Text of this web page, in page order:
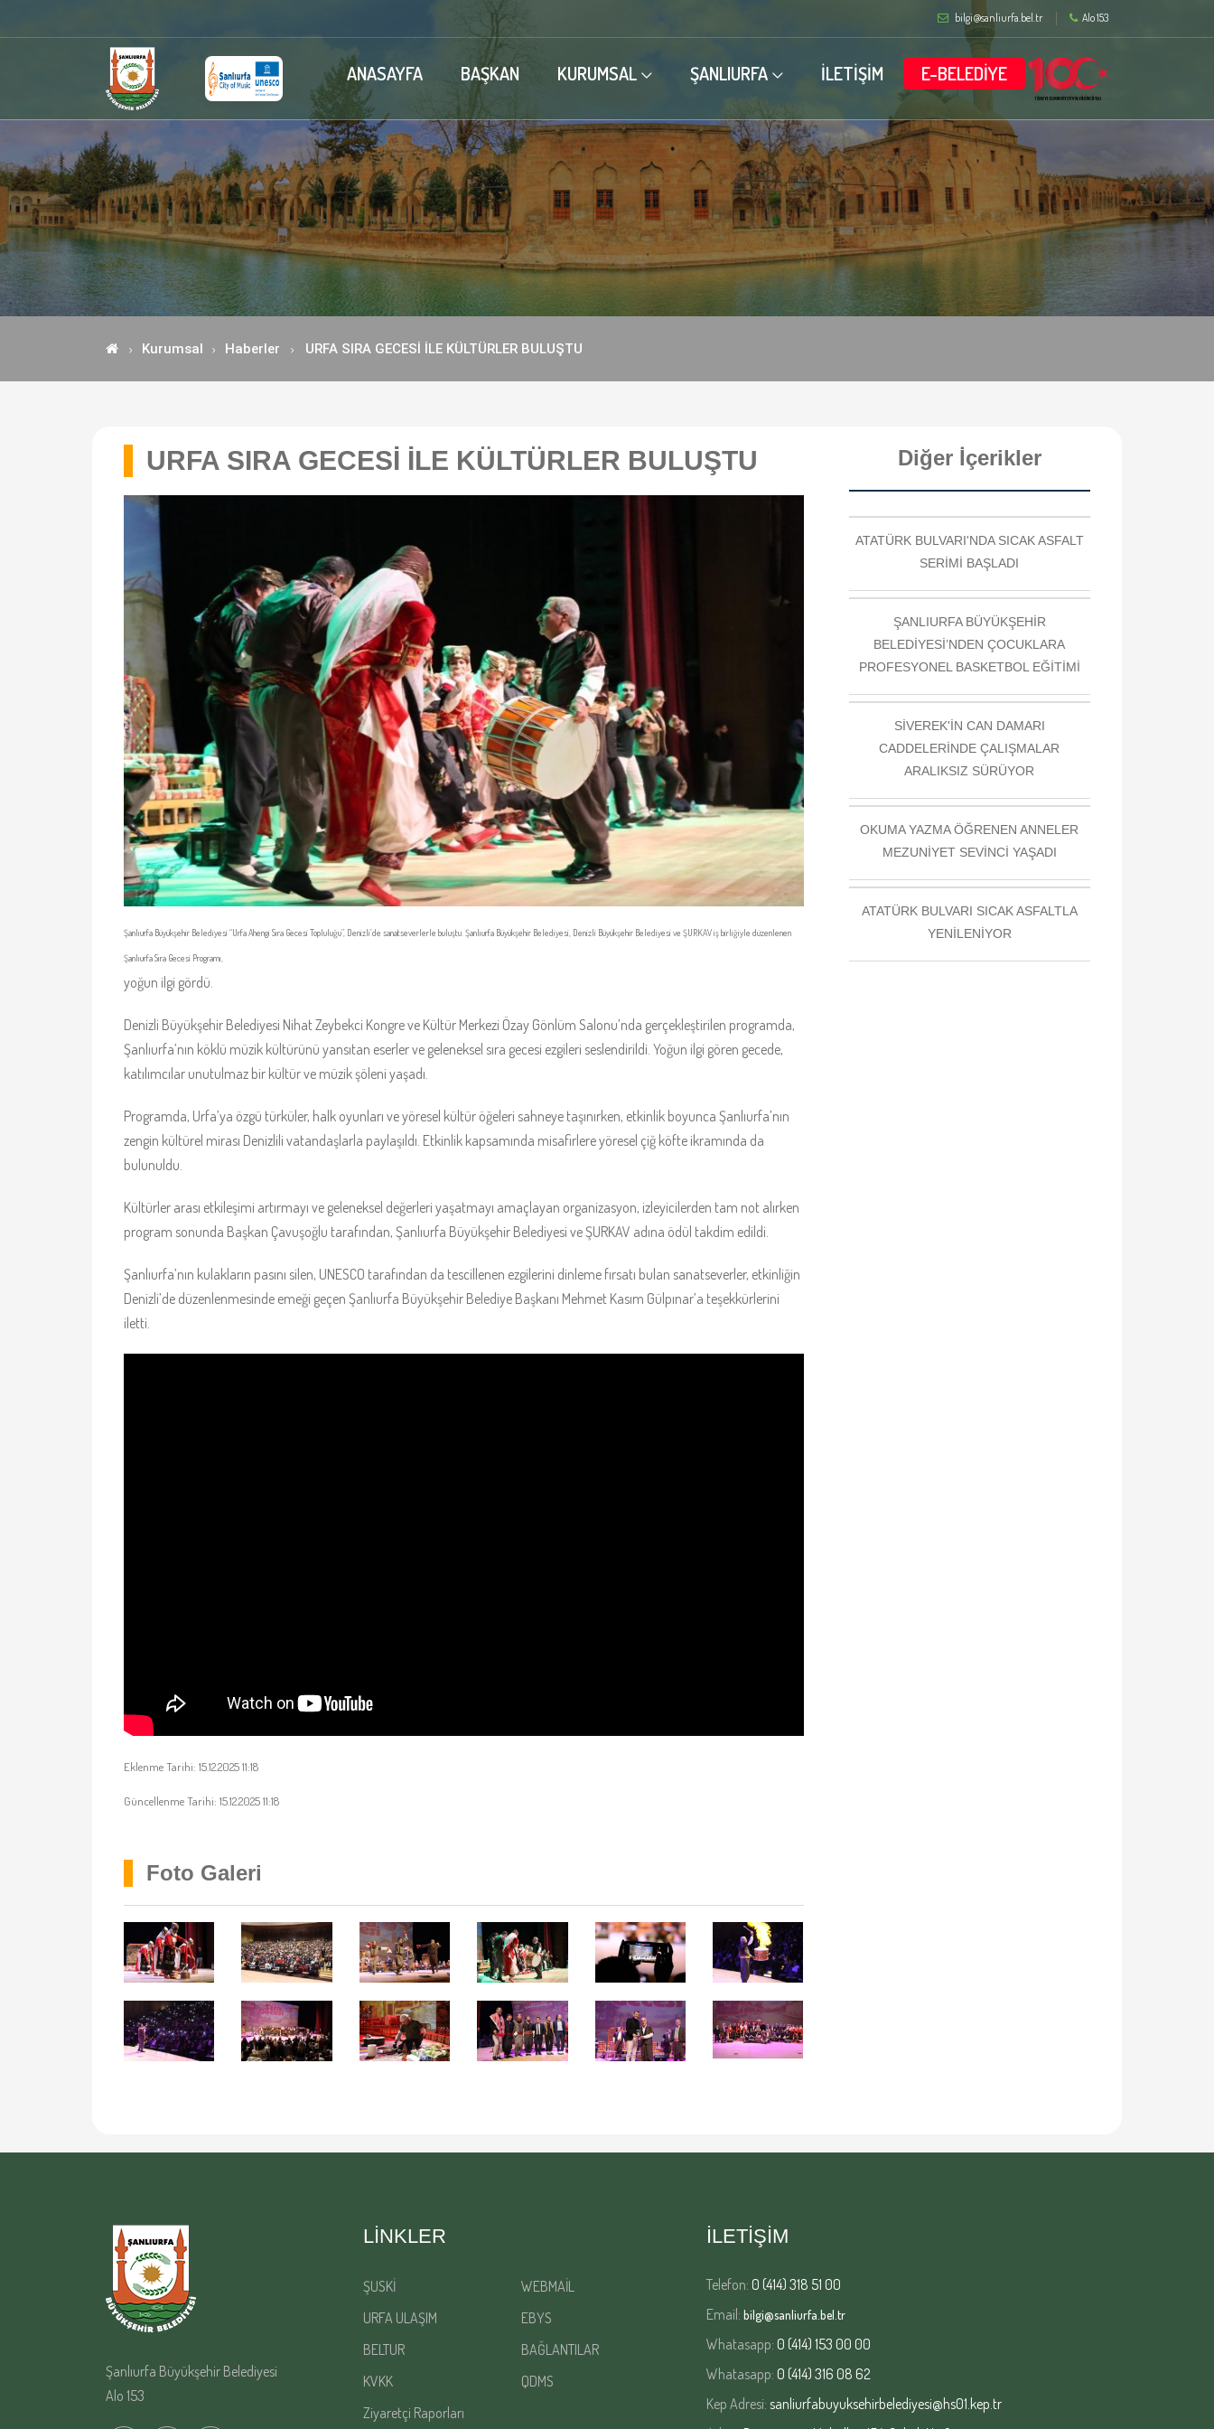
bilgi@sanliurfa.bel.tr Alo 153
ANASAYFA BAŞKAN KURUMSAL ŞANLIURFA İLETİŞİM E-BELEDİYE
Kurumsal Haberler URFA SIRA GECESİ İLE KÜLTÜRLER BULUŞTU
URFA SIRA GECESİ İLE KÜLTÜRLER BULUŞTU
Şanlıurfa Büyükşehir Belediyesi “Urfa Ahengi Sıra Gecesi Topluluğu”, Denizli’de sanatseverlerle buluştu. Şanlıurfa Büyükşehir Belediyesi, Denizli Büyükşehir Belediyesi ve ŞURKAV iş birliğiyle düzenlenen
Şanlıurfa Sıra Gecesi Programı,
yoğun ilgi gördü.
Denizli Büyükşehir Belediyesi Nihat Zeybekci Kongre ve Kültür Merkezi Özay Gönlüm Salonu’nda gerçekleştirilen programda,
Şanlıurfa’nın köklü müzik kültürünü yansıtan eserler ve geleneksel sıra gecesi ezgileri seslendirildi. Yoğun ilgi gören gecede,
katılımcılar unutulmaz bir kültür ve müzik şöleni yaşadı.
Programda, Urfa’ya özgü türküler, halk oyunları ve yöresel kültür öğeleri sahneye taşınırken, etkinlik boyunca Şanlıurfa’nın
zengin kültürel mirası Denizlili vatandaşlarla paylaşıldı. Etkinlik kapsamında misafirlere yöresel çiğ köfte ikramında da
bulunuldu.
Kültürler arası etkileşimi artırmayı ve geleneksel değerleri yaşatmayı amaçlayan organizasyon, izleyicilerden tam not alırken
program sonunda Başkan Çavuşoğlu tarafından, Şanlıurfa Büyükşehir Belediyesi ve ŞURKAV adına ödül takdim edildi.
Şanlıurfa’nın kulakların pasını silen, UNESCO tarafından da tescillenen ezgilerini dinleme fırsatı bulan sanatseverler, etkinliğin
Denizli’de düzenlenmesinde emeği geçen Şanlıurfa Büyükşehir Belediye Başkanı Mehmet Kasım Gülpınar’a teşekkürlerini
iletti.
Eklenme Tarihi: 15.12.2025 11:18
Güncellenme Tarihi: 15.12.2025 11:18
Foto Galeri
Diğer İçerikler
ATATÜRK BULVARI'NDA SICAK ASFALT
SERİMİ BAŞLADI
ŞANLIURFA BÜYÜKŞEHİR
BELEDİYESİ’NDEN ÇOCUKLARA
PROFESYONEL BASKETBOL EĞİTİMİ
SİVEREK'İN CAN DAMARI
CADDELERİNDE ÇALIŞMALAR
ARALIKSIZ SÜRÜYOR
OKUMA YAZMA ÖĞRENEN ANNELER
MEZUNİYET SEVİNCİ YAŞADI
ATATÜRK BULVARI SICAK ASFALTLA
YENİLENİYOR
Şanlıurfa Büyükşehir Belediyesi
Alo 153
LINKLER
ŞUSKİ
WEBMAİL
URFA ULAŞIM
EBYS
BELTUR
BAĞLANTILAR
KVKK
QDMS
Ziyaretçi Raporları
İLETİŞİM
Telefon: 0 (414) 318 51 00
Email: bilgi@sanliurfa.bel.tr
Whatasapp: 0 (414) 153 00 00
Whatasapp: 0 (414) 316 08 62
Kep Adresi: sanliurfabuyuksehirbelediyesi@hs01.kep.tr